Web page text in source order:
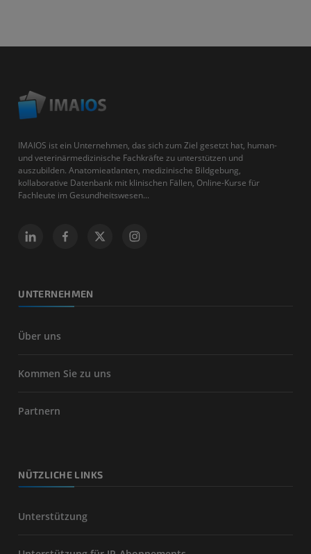
IMAIOS ist ein Unternehmen, das sich zum Ziel gesetzt hat, human-
und veterinärmedizinische Fachkräfte zu unterstützen und
auszubilden. Anatomieatlanten, medizinische Bildgebung,
kollaborative Datenbank mit klinischen Fällen, Online-Kurse für
Fachleute im Gesundheitswesen...
UNTERNEHMEN
Über uns
Kommen Sie zu uns
Partnern
NÜTZLICHE LINKS
Unterstützung